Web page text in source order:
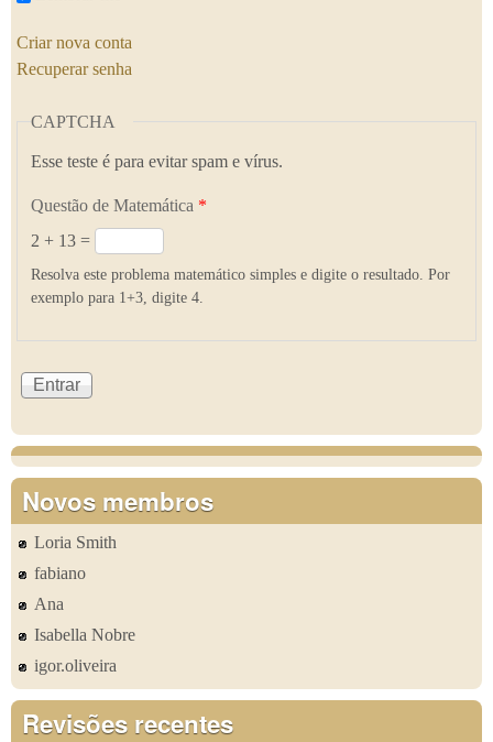
Criar nova conta
Recuperar senha
CAPTCHA
Esse teste é para evitar spam e vírus.
Questão de Matemática *
2 + 13 =
Resolva este problema matemático simples e digite o resultado. Por
exemplo para 1+3, digite 4.
Novos membros
Loria Smith
fabiano
Ana
Isabella Nobre
igor.oliveira
Revisões recentes